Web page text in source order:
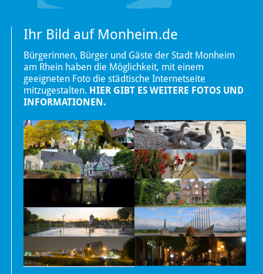
Ihr Bild auf Monheim.de
Bürgerinnen, Bürger und Gäste der Stadt Monheim
am Rhein haben die Möglichkeit, mit einem
geeigneten Foto die städtische Internetseite
mitzugestalten. HIER GIBT ES WEITERE FOTOS UND
INFORMATIONEN.